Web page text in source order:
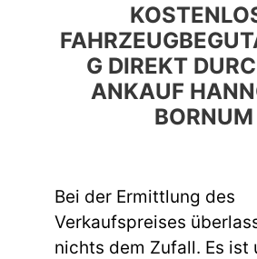
G DIREKT
ANKAUF
BORNUM
Bei der Ermittlung des
Verkaufspreises
nichts dem Zufall. Es ist